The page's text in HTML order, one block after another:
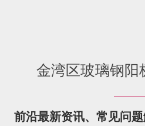
金湾区玻璃钢阳
前沿最新资讯、常见问